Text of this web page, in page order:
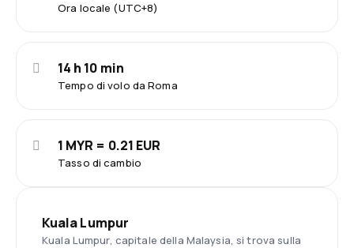
Ora locale (UTC+8)
Tempo di volo da Roma
14 h 10 min
Tasso di cambio
1 MYR = 0.21 EUR
Kuala Lumpur
Kuala Lumpur, capitale della Malaysia, si trova sulla